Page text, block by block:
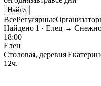
Найти
ВсеРегулярные
Найдено 1 · Елец →
18:00
Елец
Столовая, деревня
12ч.